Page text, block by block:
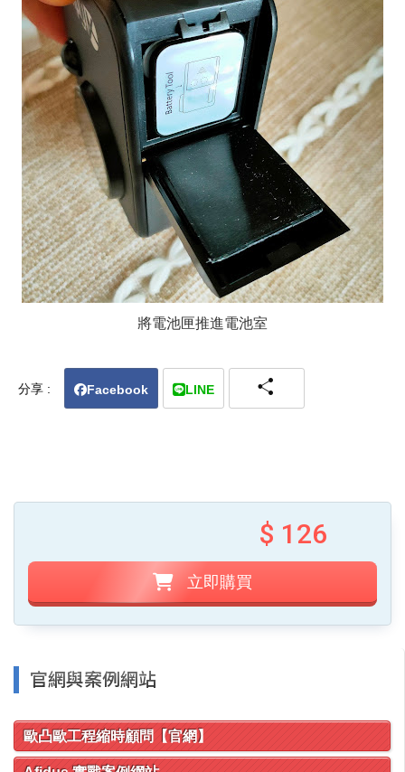
將電池匣推進電池室
Facebook LINE share
$ 126
立即購買
官網與案例網站
歐凸歐工程縮時顧問【官網】